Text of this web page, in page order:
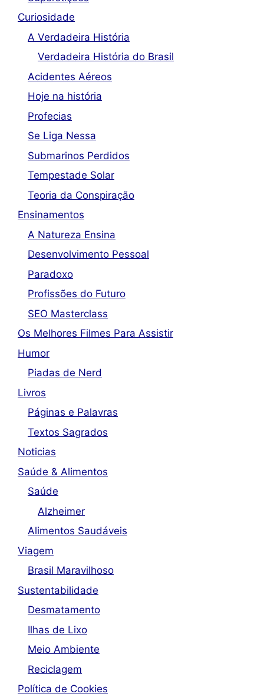
Curiosidade
A Verdadeira História
Verdadeira História do Brasil
Acidentes Aéreos
Hoje na história
Profecias
Se Liga Nessa
Submarinos Perdidos
Tempestade Solar
Teoria da Conspiração
Ensinamentos
A Natureza Ensina
Desenvolvimento Pessoal
Paradoxo
Profissões do Futuro
SEO Masterclass
Os Melhores Filmes Para Assistir
Humor
Piadas de Nerd
Livros
Páginas e Palavras
Textos Sagrados
Noticias
Saúde & Alimentos
Saúde
Alzheimer
Alimentos Saudáveis
Viagem
Brasil Maravilhoso
Sustentabilidade
Desmatamento
Ilhas de Lixo
Meio Ambiente
Reciclagem
Política de Cookies